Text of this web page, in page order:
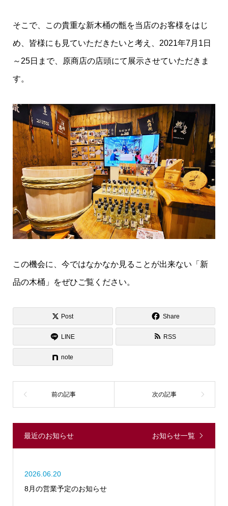
そこで、この貴重な新木桶の甑を当店のお客様をはじ
め、皆様にも見ていただきたいと考え、2021年7月1日
～25日まで、原商店の店頭にて展示させていただきま
す。
この機会に、今ではなかなか見ることが出来ない「新
品の木桶」をぜひご覧ください。
Post Share
LINE RSS
note
最近のお知らせ お知らせ一覧
2026.06.20
8月の営業予定のお知らせ